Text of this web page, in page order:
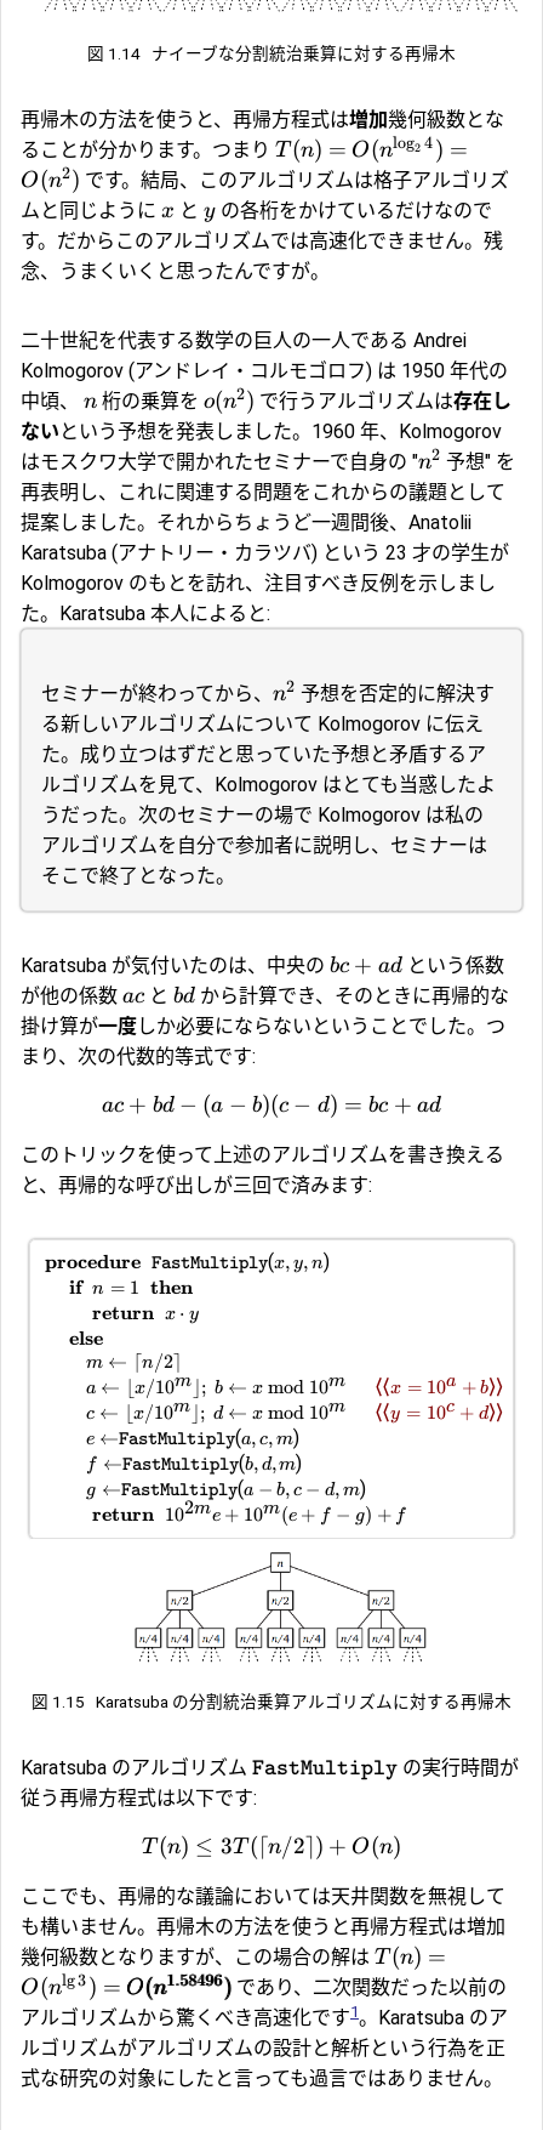
図 1.14 ナイーブな分割統治乗算に対する再帰木
再帰木の方法を使うと、再帰方程式は増加幾何級数とな
ることが分かります。つまり T (n) = O(nlog2 4) =
O(n2) です。結局、このアルゴリズムは格子アルゴリズ
ムと同じように x と yの各桁をかけているだけなので
す。だからこのアルゴリズムでは高速化できません。残
念、うまくいくと思ったんですが。
二十世紀を代表する数学の巨人の一人である Andrei
Kolmogorov (アンドレイ・コルモゴロフ) は 1950 年代の
中頃、 n 桁の乗算を o(n2) で行うアルゴリズムは存在し
ない という予想を発表しました。1960 年、Kolmogorov
はモスクワ大学で開かれたセミナーで自身の "n2 予想" を
再表明し、これに関連する問題をこれからの議題として
提案しました。それからちょうど一週間後、Anatolii
Karatsuba (アナトリー・カラツバ) という 23 才の学生が
Kolmogorov のもとを訪れ、注目すべき反例を示しまし
た。Karatsuba 本人によると:
セミナーが終わってから、 n2 予想を否定的に解決す
る新しいアルゴリズムについて Kolmogorov に伝え
た。成り立つはずだと思っていた予想と矛盾するア
ルゴリズムを見て、Kolmogorov はとても当惑したよ
うだった。次のセミナーの場で Kolmogorov は私の
アルゴリズムを自分で参加者に説明し、セミナーは
そこで終了となった。
Karatsuba が気付いたのは、中央の bc + adという係数
が他の係数 ac と bd から計算でき、そのときに再帰的な
掛け算が一度しか必要にならないということでした。つ
まり、次の代数的等式です:
ac + bd − (a − b)(c − d) = bc + ad
このトリックを使って上述のアルゴリズムを書き換える
と、再帰的な呼び出しが三回で済みます:
procedure FastMultiply(x, y, n)
if
n = 1 then
return
x ⋅ y
else
m ← ⌈n/2⌉
a ← x/10m ; b ← x mod 10m ⟨⟨x = 10a + b⟩⟩
c ← x/10m ; d ← x mod 10m ⟨⟨y = 10c + d⟩⟩
e ←FastMultiply(a, c, m)
f ←FastMultiply(b, d,m)
g ←FastMultiply(a − b, c − d, m)
return
102me + 10m(e + f − g) + f
図 1.15 Karatsuba の分割統治乗算アルゴリズムに対する再帰木
Karatsuba のアルゴリズム FastMultiply の実行時間が
従う再帰方程式は以下です:
T (n) ≤ 3T (⌈n/2⌉) + O(n)
ここでも、再帰的な議論においては天井関数を無視して
も構いません。再帰木の方法を使うと再帰方程式は増加
幾何級数となりますが、この場合の解は T (n) =
O(nlg3) = O(n1.58496) であり、二次関数だった以前の
アルゴリズムから驚くべき高速化です1。Karatsuba のア
ルゴリズムがアルゴリズムの設計と解析という行為を正
式な研究の対象にしたと言っても過言ではありません。